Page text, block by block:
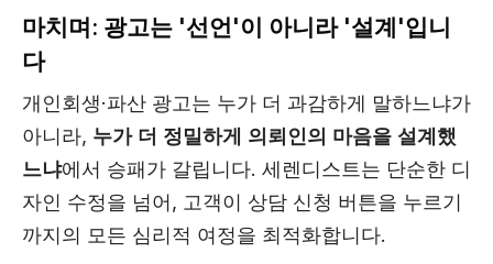
마치며: 광고는 '선언'이 아니라 '설계'입니
다
개인회생·파산 광고는 누가 더 과감하게 말하느냐가
아니라, 누가 더 정밀하게 의뢰인의 마음을 설계했
느냐에서 승패가 갈립니다. 세렌디스트는 단순한 디
자인 수정을 넘어, 고객이 상담 신청 버튼을 누르기
까지의 모든 심리적 여정을 최적화합니다.